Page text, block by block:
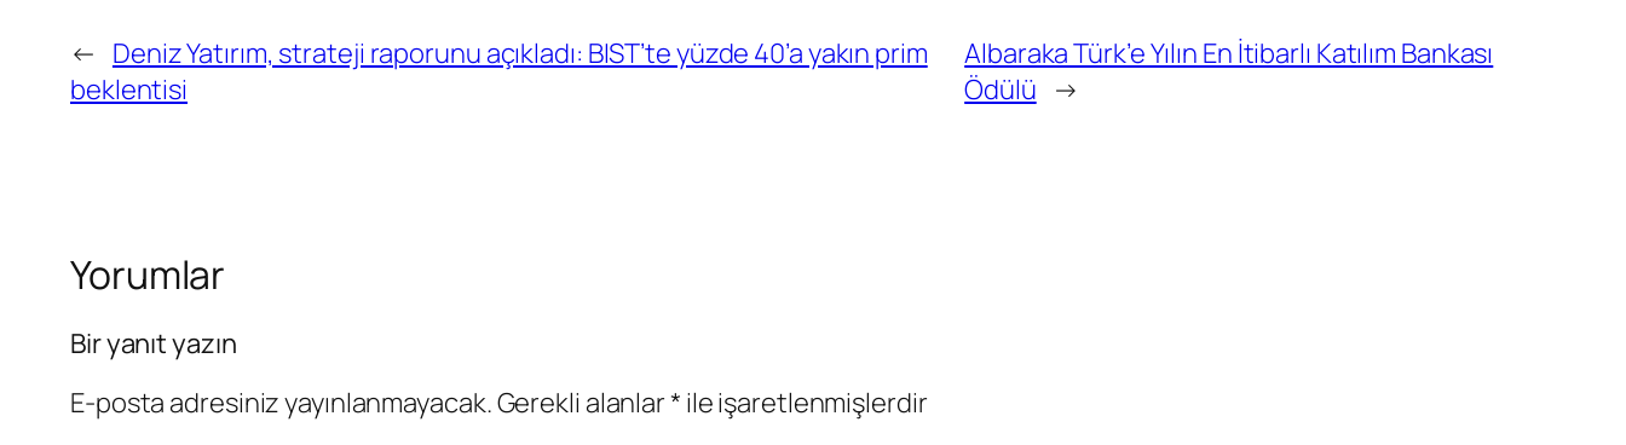
← Deniz Yatırım, strateji raporunu açıkladı: BIST’te yüzde 40’a yakın prim
beklentisi
Albaraka Türk’e Yılın En İtibarlı Katılım Bankası
Ödülü →
Yorumlar
Bir yanıt yazın
E-posta adresiniz yayınlanmayacak.Gerekli alanlar* ile işaretlenmişlerdir